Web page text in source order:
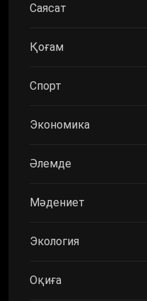
Саясат
Қоғам
Спорт
Экономика
Әлемде
Мәдениет
Экология
Оқиға